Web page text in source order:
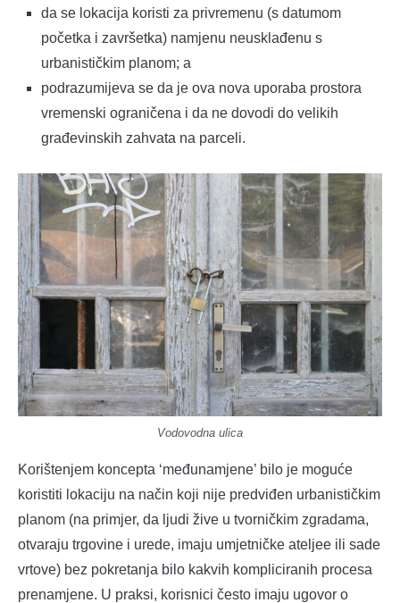
da se lokacija koristi za privremenu (s datumom
početka i završetka) namjenu neusklađenu s
urbanističkim planom; a
podrazumijeva se da je ova nova uporaba prostora
vremenski ograničena i da ne dovodi do velikih
građevinskih zahvata na parceli.
Vodovodna ulica
Korištenjem koncepta ‘međunamjene’ bilo je moguće
koristiti lokaciju na način koji nije predviđen urbanističkim
planom (na primjer, da ljudi žive u tvorničkim zgradama,
otvaraju trgovine i urede, imaju umjetničke ateljee ili sade
vrtove) bez pokretanja bilo kakvih kompliciranih procesa
prenamjene. U praksi, korisnici često imaju ugovor o